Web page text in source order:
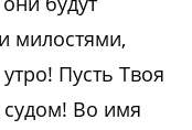
милостями,
Пусть Твоя
судом! Во имя